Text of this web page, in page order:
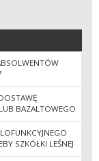
BAZALTOWEGO
SZKÓŁKI LEŚNEJ